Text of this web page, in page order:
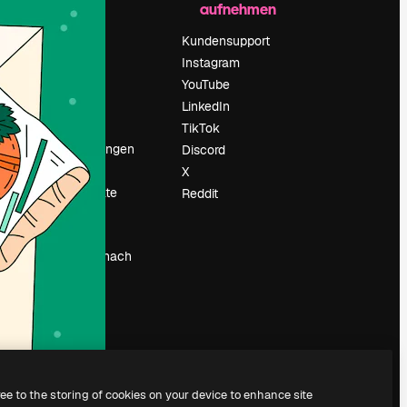
Preise
Über uns
Reviews
Karriere
Suchtrends
Blog
Veranstaltungen
Slidesgo
Deine Inhalte
verkaufen
Pressesaal
Suchst du nach
aufnehmen
Kundensupport
Instagram
YouTube
LinkedIn
TikTok
Discord
X
Reddit
to the storing of cookies on your device to enhance site